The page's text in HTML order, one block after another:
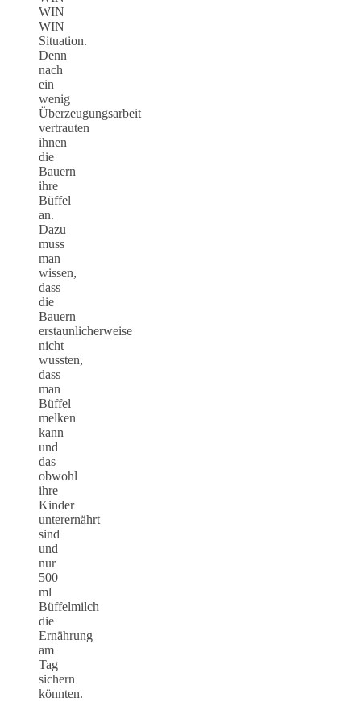
WIN
WIN
Situation.
Denn
nach
ein
wenig
Überzeugungsarbeit
vertrauten
ihnen
die
Bauern
ihre
Büffel
an.
Dazu
muss
man
wissen,
dass
die
Bauern
erstaunlicherweise
nicht
wussten,
dass
man
Büffel
melken
kann
und
das
obwohl
ihre
Kinder
unterernährt
sind
und
nur
500
ml
Büffelmilch
die
Ernährung
am
Tag
sichern
könnten.